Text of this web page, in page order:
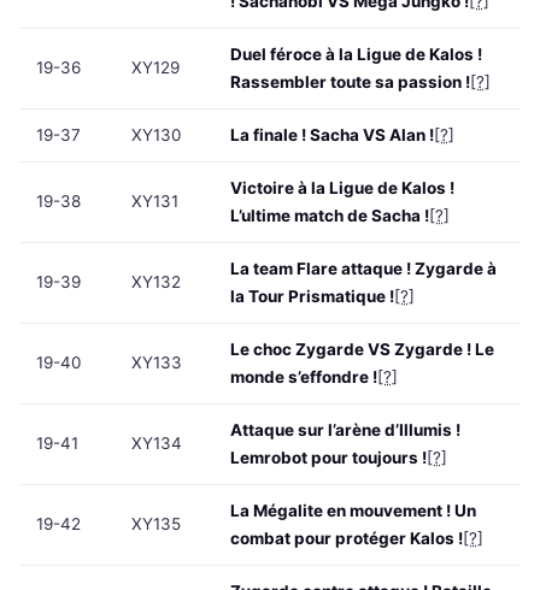
19-36 XY129
Duel féroce à la Ligue de Kalos !
Rassembler toute sa passion ![?]
19-37 XY130 La finale ! Sacha VS Alan ![?]
19-38 XY131
Victoire à la Ligue de Kalos !
L’ultime match de Sacha ![?]
19-39 XY132
La team Flare attaque ! Zygarde à
la Tour Prismatique ![?]
19-40 XY133
Le choc Zygarde VS Zygarde ! Le
monde s’effondre ![?]
19-41 XY134
Attaque sur l’arène d’Illumis !
Lemrobot pour toujours ![?]
19-42 XY135
La Mégalite en mouvement ! Un
combat pour protéger Kalos ![?]